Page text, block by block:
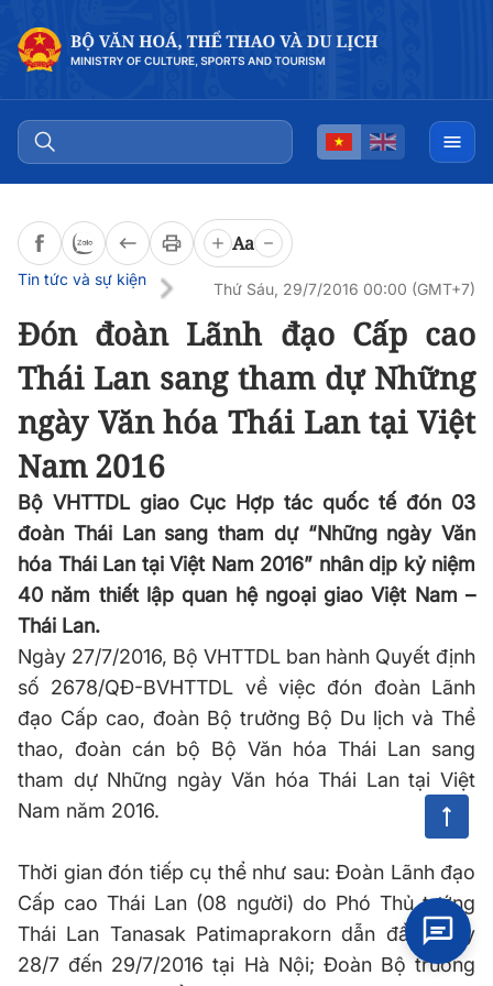
Aa
Tin tức và sự kiện
Thứ Sáu, 29/7/2016 00:00 (GMT+7)
Đón đoàn Lãnh đạo Cấp cao
Thái Lan sang tham dự Những
ngày Văn hóa Thái Lan tại Việt
Nam 2016
Bộ VHTTDL giao Cục Hợp tác quốc tế đón 03
đoàn Thái Lan sang tham dự “Những ngày Văn
hóa Thái Lan tại Việt Nam 2016” nhân dịp kỷ niệm
40 năm thiết lập quan hệ ngoại giao Việt Nam –
Thái Lan.
Ngày 27/7/2016, Bộ VHTTDL ban hành Quyết định
số 2678/QĐ-BVHTTDL về việc đón đoàn Lãnh
đạo Cấp cao, đoàn Bộ trưởng Bộ Du lịch và Thể
thao, đoàn cán bộ Bộ Văn hóa Thái Lan sang
tham dự Những ngày Văn hóa Thái Lan tại Việt
Nam năm 2016.
Thời gian đón tiếp cụ thể như sau: Đoàn Lãnh đạo
Cấp cao Thái Lan (08 người) do Phó Thủ tướng
Thái Lan Tanasak Patimaprakorn dẫn đầu ngày
28/7 đến 29/7/2016 tại Hà Nội; Đoàn Bộ trưởng
Đọc bài